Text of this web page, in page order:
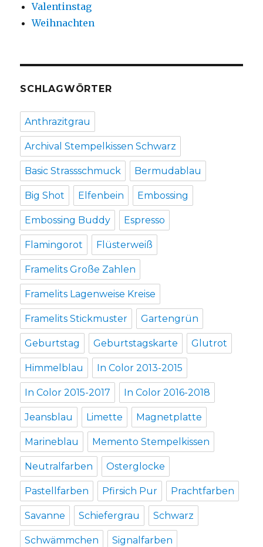
Valentinstag
Weihnachten
SCHLAGWÖRTER
Anthrazitgrau
Archival Stempelkissen Schwarz
Basic Strassschmuck Bermudablau
Big Shot Elfenbein Embossing
Embossing Buddy Espresso
Flamingorot Flüsterweiß
Framelits Große Zahlen
Framelits Lagenweise Kreise
Framelits Stickmuster Gartengrün
Geburtstag Geburtstagskarte Glutrot
Himmelblau In Color 2013-2015
In Color 2015-2017 In Color 2016-2018
Jeansblau Limette Magnetplatte
Marineblau Memento Stempelkissen
Neutralfarben Osterglocke
Pastellfarben Pfirsich Pur Prachtfarben
Savanne Schiefergrau Schwarz
Schwämmchen Signalfarben